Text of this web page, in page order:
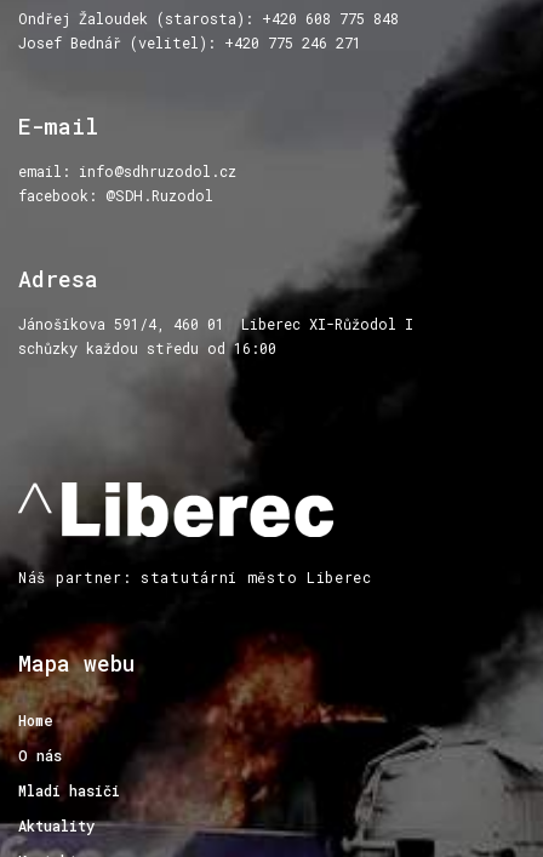
Ondřej Žaloudek (starosta): +420 608 775 848
Josef Bednář (velitel): +420 775 246 271
E-mail
email: info@sdhruzodol.cz
facebook: @SDH.Ruzodol
Adresa
Jánošíkova 591/4, 460 01 Liberec XI-Růžodol I
schůzky každou středu od 16:00
Náš partner: statutární město Liberec
Mapa webu
Home
O nás
Mladí hasiči
Aktuality